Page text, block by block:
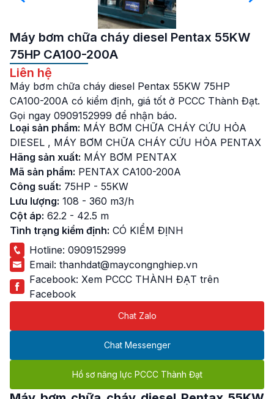
Máy bơm chữa cháy diesel Pentax 55KW
75HP CA100-200A
Liên hệ
Máy bơm chữa cháy diesel Pentax 55KW 75HP
CA100-200A có kiểm định, giá tốt ở PCCC Thành Đạt.
Gọi ngay 0909152999 để nhận báo.
Loại sản phẩm: MÁY BƠM CHỮA CHÁY CỨU HỎA
DIESEL , MÁY BƠM CHỮA CHÁY CỨU HỎA PENTAX
Hãng sản xuất: MÁY BƠM PENTAX
Mã sản phẩm: PENTAX CA100-200A
Công suất: 75HP - 55KW
Lưu lượng: 108 - 360 m3/h
Cột áp: 62.2 - 42.5 m
Tình trạng kiểm định: CÓ KIỂM ĐỊNH
Hotline: 0909152999
Email: thanhdat@maycongnghiep.vn
Facebook: Xem PCCC THÀNH ĐẠT trên
Facebook
Chat Zalo
Chat Messenger
Hồ sơ năng lực PCCC Thành Đạt